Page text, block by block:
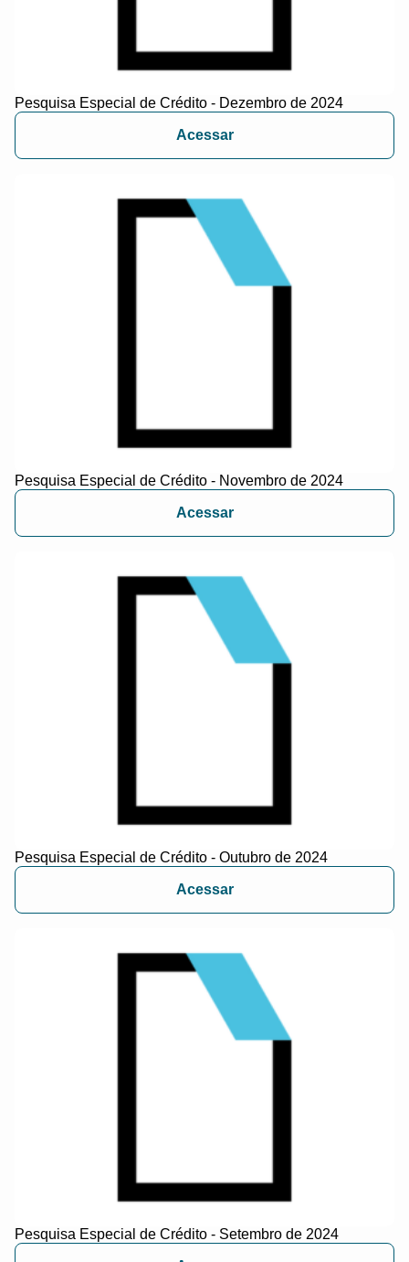
Pesquisa Especial de Crédito - Dezembro de 2024
Acessar
Pesquisa Especial de Crédito - Novembro de 2024
Acessar
Pesquisa Especial de Crédito - Outubro de 2024
Acessar
Pesquisa Especial de Crédito - Setembro de 2024